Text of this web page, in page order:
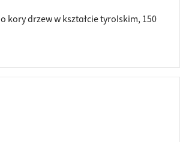
kory drzew w kształcie tyrolskim, 150